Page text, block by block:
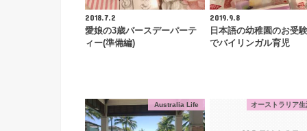
2018.7.2
愛娘の3歳バースデーパーテ
ィー(準備編)
2019.9.8
日本語の幼稚園のお受
でバイリンガル育児
Australia Life オーストラリア生